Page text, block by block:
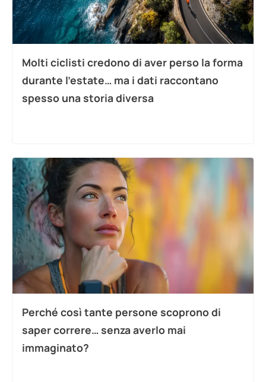
Molti ciclisti credono di aver perso la forma
durante l’estate… ma i dati raccontano
spesso una storia diversa
Perché così tante persone scoprono di
saper correre… senza averlo mai
immaginato?